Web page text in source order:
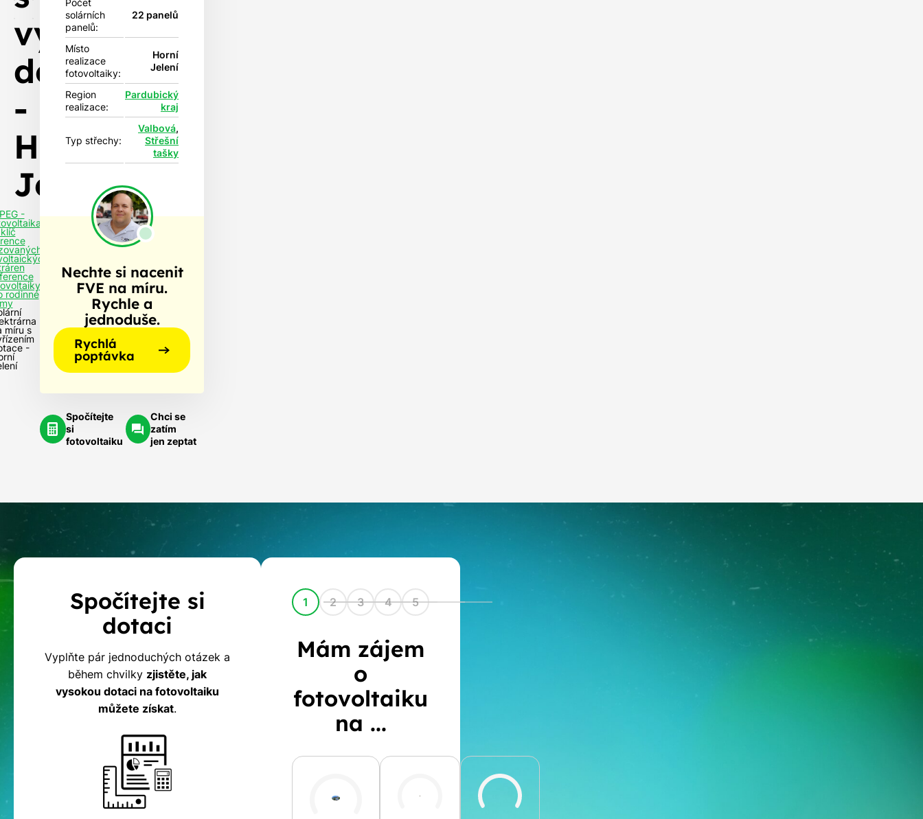
vyřízením
dotace
-
Horní
Jelení
-
rodinné
míru s
-
Počet
solárních
panelů:
22 panelů
Místo
realizace
fotovoltaiky:
Horní
Jelení
Region
realizace:
Pardubický
kraj
Typ střechy:
Valbová,
Střešní
tašky
Nechte si nacenit
FVE na míru.
Rychle a
jednoduše.
Rychlá
poptávka
Spočítejte
si
fotovoltaiku
Chci se
zatím
jen zeptat
Kalkulačka
dotací
na
fotovoltaiku
Spočítejte si
dotaci
Vyplňte pár jednoduchých otázek a
během chvilky zjistěte, jak
vysokou dotaci na fotovoltaiku
můžete získat.
1 2 3 4 5
Mám zájem
o
fotovoltaiku
na ...
Jiná